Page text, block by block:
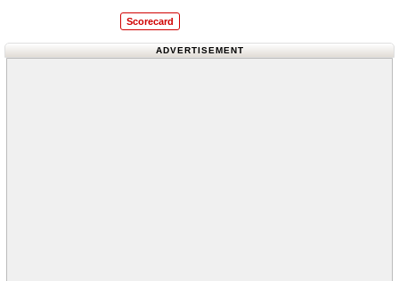
Scorecard
ADVERTISEMENT